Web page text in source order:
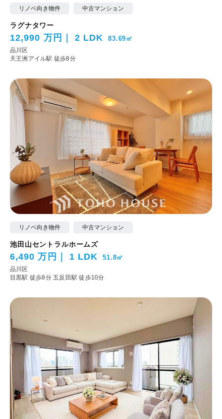
リノベ向き物件 中古マンション
ラグナタワー
12,990 万円 2 LDK 83.69㎡
品川区
天王洲アイル駅 徒歩8分
リノベ向き物件 中古マンション
池田山セントラルホームズ
6,490 万円 1 LDK 51.8㎡
品川区
目黒駅 徒歩8分五反田駅 徒歩10分